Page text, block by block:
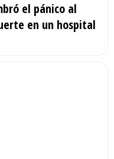
el pánico al
en un hospital